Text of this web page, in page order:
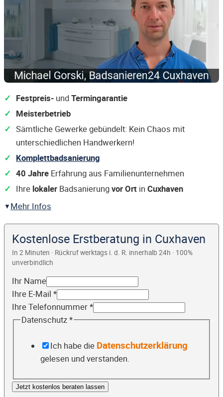
Festpreis- undTermingarantie
Meisterbetrieb
Sämtliche Gewerke gebündelt: Kein Chaos mit
unterschiedlichen Handwerkern!
Komplettbadsanierung
40 Jahre Erfahrung aus Familienunternehmen
Ihre lokaler Badsanierungvor Ort in Cuxhaven
Mehr Infos
Kostenlose Erstberatung in Cuxhaven
In 2 Minuten · Rückruf werktags i. d. R. innerhalb 24h · 100%
unverbindlich
Ihr Name
Ihre E-Mail *
Ihre Telefonnummer*
Datenschutz*
Ich habe die Datenschutzerklärung
gelesen und verstanden.
Jetzt kostenlos beraten lassen